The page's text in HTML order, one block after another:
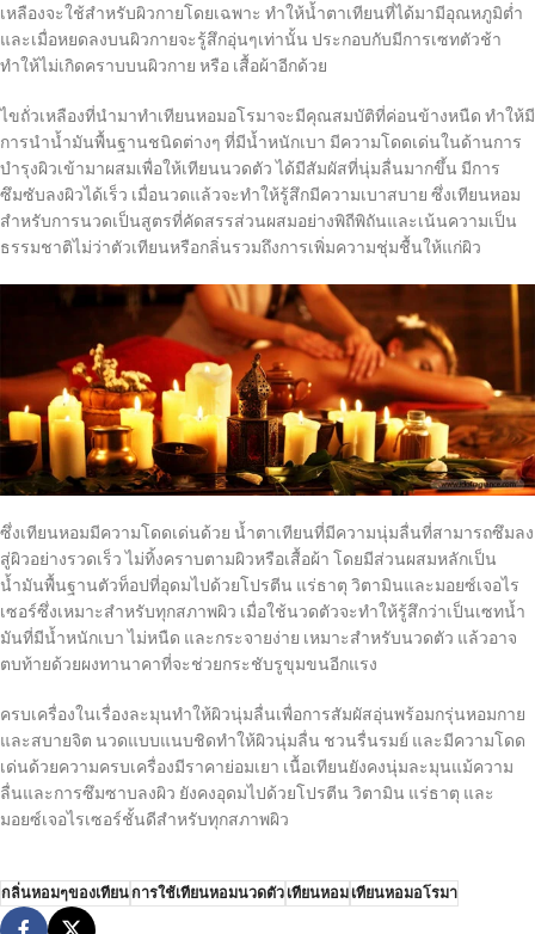
เหลืองจะใช้สำหรับผิวกายโดยเฉพาะ ทำให้น้ำตาเทียนที่ได้มามีอุณหภูมิต่ำ
และเมื่อหยดลงบนผิวกายจะรู้สึกอุ่นๆเท่านั้น ประกอบกับมีการเซทตัวช้า
ทำให้ไม่เกิดคราบบนผิวกาย หรือ เสื้อผ้าอีกด้วย
ไขถั่วเหลืองที่นำมาทำเทียนหอมอโรมาจะมีคุณสมบัติที่ค่อนข้างหนืด ทำให้มี
การนำน้ำมันพื้นฐานชนิดต่างๆ ที่มีน้ำหนักเบา มีความโดดเด่นในด้านการ
บำรุงผิวเข้ามาผสมเพื่อให้เทียนนวดตัว ได้มีสัมผัสที่นุ่มลื่นมากขึ้น มีการ
ซึมซับลงผิวได้เร็ว เมื่อนวดแล้วจะทำให้รู้สึกมีความเบาสบาย ซึ่งเทียนหอม
สำหรับการนวดเป็นสูตรที่คัดสรรส่วนผสมอย่างพิถีพิถันและเน้นความเป็น
ธรรมชาติไม่ว่าตัวเทียนหรือกลิ่นรวมถึงการเพิ่มความชุ่มชื้นให้แก่ผิว
ซึ่งเทียนหอมมีความโดดเด่นด้วย น้ำตาเทียนที่มีความนุ่มลื่นที่สามารถซึมลง
สู่ผิวอย่างรวดเร็ว ไม่ทิ้งคราบตามผิวหรือเสื้อผ้า โดยมีส่วนผสมหลักเป็น
น้ำมันพื้นฐานตัวท็อปที่อุดมไปด้วยโปรตีน แร่ธาตุ วิตามินและมอยซ์เจอไร
เซอร์ซึ่งเหมาะสำหรับทุกสภาพผิว เมื่อใช้นวดตัวจะทำให้รู้สึกว่าเป็นเซทน้ำ
มันที่มีน้ำหนักเบา ไม่หนืด และกระจายง่าย เหมาะสำหรับนวดตัว แล้วอาจ
ตบท้ายด้วยผงทานาคาที่จะช่วยกระชับรูขุมขนอีกแรง
ครบเครื่องในเรื่องละมุนทำให้ผิวนุ่มลื่นเพื่อการสัมผัสอุ่นพร้อมกรุ่นหอมกาย
และสบายจิต นวดแบบแนบชิดทำให้ผิวนุ่มลื่น ชวนรื่นรมย์ และมีความโดด
เด่นด้วยความครบเครื่องมีราคาย่อมเยา เนื้อเทียนยังคงนุ่มละมุนแม้ความ
ลื่นและการซึมซาบลงผิว ยังคงอุดมไปด้วยโปรตีน วิตามิน แร่ธาตุ และ
มอยซ์เจอไรเซอร์ชั้นดีสำหรับทุกสภาพผิว
กลิ่นหอมๆของเทียนการใช้เทียนหอมนวดตัวเทียนหอมเทียนหอมอโรมา